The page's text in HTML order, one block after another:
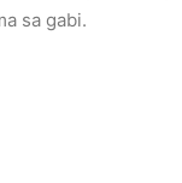
sa gabi.